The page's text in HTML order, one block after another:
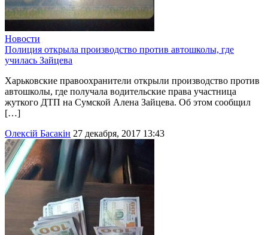
Новости
Полиция открыла производство против автошколы, где
училась Зайцева
Харьковские правоохранители открыли производство против
автошколы, где получала водительские права участница
жуткого ДТП на Сумской Алена Зайцева. Об этом сообщил
[…]
Олексій Басакін 27 декабря, 2017 13:43